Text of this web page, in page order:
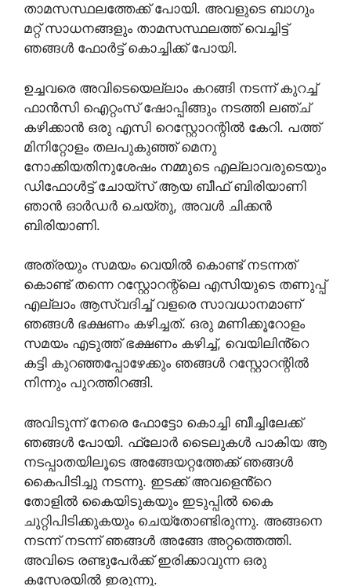
താമസസ്ഥലത്തേക്ക് പോയി. അവളുടെ ബാഗും
മറ്റ് സാധനങ്ങളും താമസസ്ഥലത്ത് വെച്ചിട്ട്
ഞങ്ങൾ ഫോർട്ട്‌ കൊച്ചിക്ക് പോയി.
ഉച്ചവരെ അവിടെയെല്ലാം കറങ്ങി നടന്ന് കുറച്ച്
ഫാൻസി ഐറ്റംസ് ഷോപ്പിങ്ങും നടത്തി ലഞ്ച്
കഴിക്കാൻ ഒരു എസി റെസ്റ്റോറന്റിൽ കേറി. പത്ത്
മിനിറ്റോളം തലപുകുഞ്ഞ് മെനു
നോക്കിയതിനുശേഷം നമ്മുടെ എല്ലാവരുടെയും
ഡിഫോൾട്ട് ചോയ്സ് ആയ ബീഫ് ബിരിയാണി
ഞാൻ ഓർഡർ ചെയ്തു, അവൾ ചിക്കൻ
ബിരിയാണി.
അത്രയും സമയം വെയിൽ കൊണ്ട് നടന്നത്
കൊണ്ട് തന്നെ റസ്റ്റോറന്റ്ലെ എസിയുടെ തണുപ്പ്
എല്ലാം ആസ്വദിച്ച് വളരെ സാവധാനമാണ്
ഞങ്ങൾ ഭക്ഷണം കഴിച്ചത്. ഒരു മണിക്കൂറോളം
സമയം എടുത്ത് ഭക്ഷണം കഴിച്ച്, വെയിലിൻ്റെ
കട്ടി കുറഞ്ഞപ്പോഴേക്കും ഞങ്ങൾ റസ്റ്റോറന്റിൽ
നിന്നും പുറത്തിറങ്ങി.
അവിടുന്ന് നേരെ ഫോട്ടോ കൊച്ചി ബീച്ചിലേക്ക്
ഞങ്ങൾ പോയി. ഫ്ലോർ ടൈലുകൾ പാകിയ ആ
നടപ്പാതയിലൂടെ അങ്ങേയറ്റത്തേക്ക് ഞങ്ങൾ
കൈപിടിച്ചു നടന്നു. ഇടക്ക് അവളെൻ്റെ
തോളിൽ കൈയിടുകയും ഇടുപ്പിൽ കൈ
ചുറ്റിപിടിക്കുകയും ചെയ്തോണ്ടിരുന്നു. അങ്ങനെ
നടന്ന് നടന്ന് ഞങ്ങൾ അങ്ങേ അറ്റത്തെത്തി.
അവിടെ രണ്ടുപേർക്ക് ഇരിക്കാവുന്ന ഒരു
കസേരയിൽ ഇരുന്നു.